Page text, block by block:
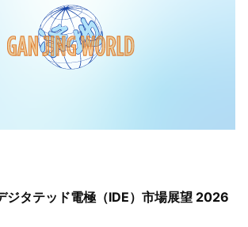
ジタテッド電極（IDE）市場展望 2026